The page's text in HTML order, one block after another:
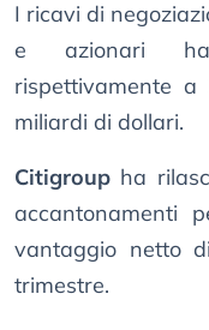
I ricavi di
e azionari
rispettivamente
miliardi di dollari.
Citigroup ha
accantonamenti
vantaggio netto
trimestre.